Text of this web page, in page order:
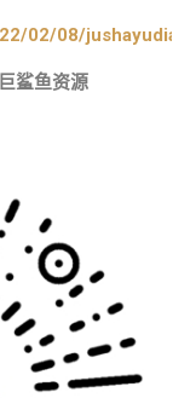
02/08/
鲨鱼资源